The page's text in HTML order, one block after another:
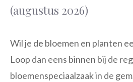
(augustus 2026)
Wil je de bloemen en planten
Loop dan eens binnen bij de
bloemenspeciaalzaak in de